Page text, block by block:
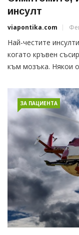
инсулт
viapontika.com
Най-честите
когато кръвен
към мозъка. Някои
ЗА ПАЦИЕНТА